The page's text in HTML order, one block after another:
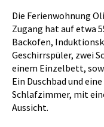
Die Ferienwohnung
Zugang hat auf etwa
Backofen,
Geschirrspüler, zwei
einem Einzelbett,
Ein Duschbad und
Schlafzimmer, mit
Aussicht.